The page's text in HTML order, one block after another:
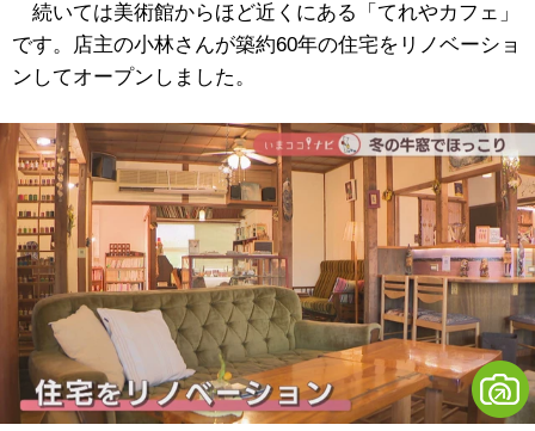
続いては美術館からほど近くにある「てれやカフェ」
です。店主の小林さんが築約60年の住宅をリノベーショ
ンしてオープンしました。